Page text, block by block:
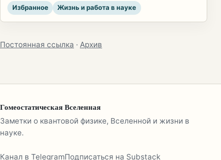
Избранное Жизнь и работа в науке
Постоянная ссылка · Архив
Гомеостатическая Вселенная
Заметки о квантовой физике, Вселенной и жизни в
науке.
Канал в TelegramПодписаться на Substack